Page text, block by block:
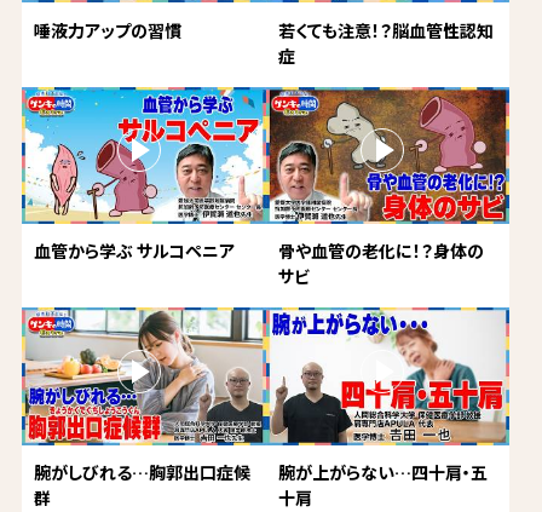
唾液力アップの習慣
若くても注意！？脳血管性認知
症
血管から学ぶ サルコペニア
骨や血管の老化に！？身体の
サビ
腕がしびれる…胸郭出口症候
群
腕が上がらない…四十肩・五
十肩